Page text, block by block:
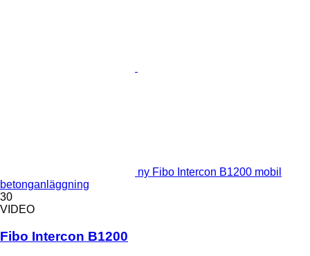
ny Fibo Intercon B1200 mobil
betonganläggning
30
VIDEO
Fibo Intercon B1200